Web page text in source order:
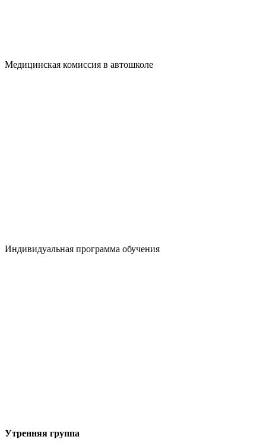
Медицинская комиссия в автошколе
Индивидуальная программа обучения
Утренняя группа